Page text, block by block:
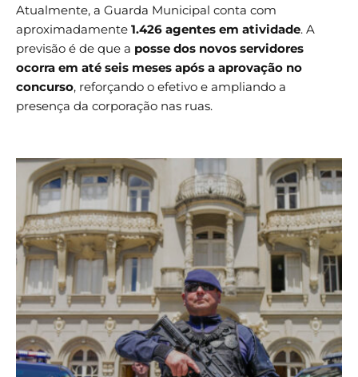
Atualmente, a Guarda Municipal conta com
aproximadamente 1.426 agentes em atividade. A
previsão é de que a posse dos novos servidores
ocorra em até seis meses após a aprovação no
concurso, reforçando o efetivo e ampliando a
presença da corporação nas ruas.